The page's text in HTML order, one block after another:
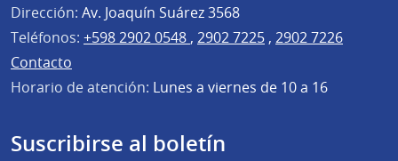
Dirección: Av. Joaquín Suárez 3568
Teléfonos: +598 2902 0548 , 2902 7225 , 2902 7226
Contacto
Horario de atención: Lunes a viernes de 10 a 16
Suscribirse al boletín